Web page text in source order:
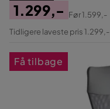
Pris
1.299,-
Original
Før1.599,-
Tidligere laveste pris 1.299,-
Få tilbage